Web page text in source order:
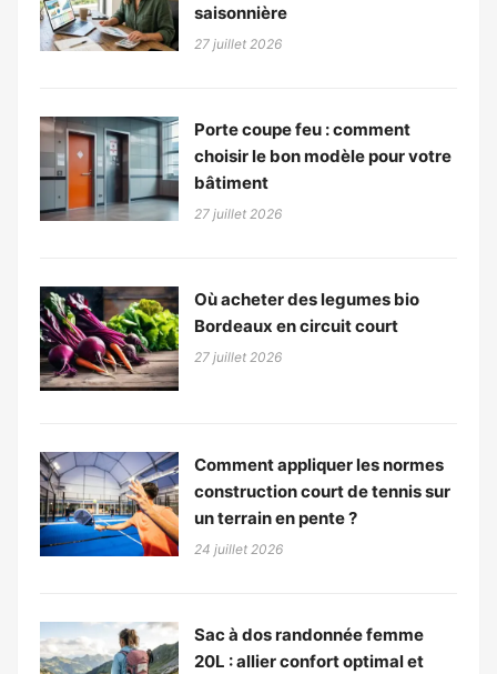
saisonnière
27 juillet 2026
Porte coupe feu : comment
choisir le bon modèle pour votre
bâtiment
27 juillet 2026
Où acheter des legumes bio
Bordeaux en circuit court
27 juillet 2026
Comment appliquer les normes
construction court de tennis sur
un terrain en pente ?
24 juillet 2026
Sac à dos randonnée femme
20L : allier confort optimal et